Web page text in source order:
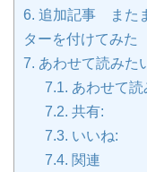
6. 追加記事 また
ターを付けてみた
7. あわせて読みた
7.1. あわせて
7.2. 共有:
7.3. いいね:
7.4. 関連